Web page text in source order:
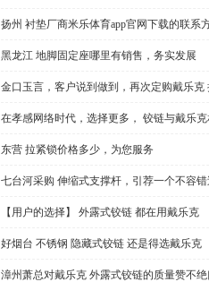
扬州 衬垫厂商米乐体育app官网下载的联系
黑龙江 地脚固定座哪里有销售，务实发展
金口玉言，客户说到做到，再次定购戴乐克
在孝感网络时代，选择更多， 铰链与戴乐
东营 拉紧锁价格多少，为您服务
七台河采购 伸缩式支撑杆，引荐一个不容
【用户的选择】 外露式铰链 都在用戴乐克
好烟台 不锈钢 隐藏式铰链 还是得选戴乐克
漳州萧总对戴乐克 外露式铰链的质量赞不